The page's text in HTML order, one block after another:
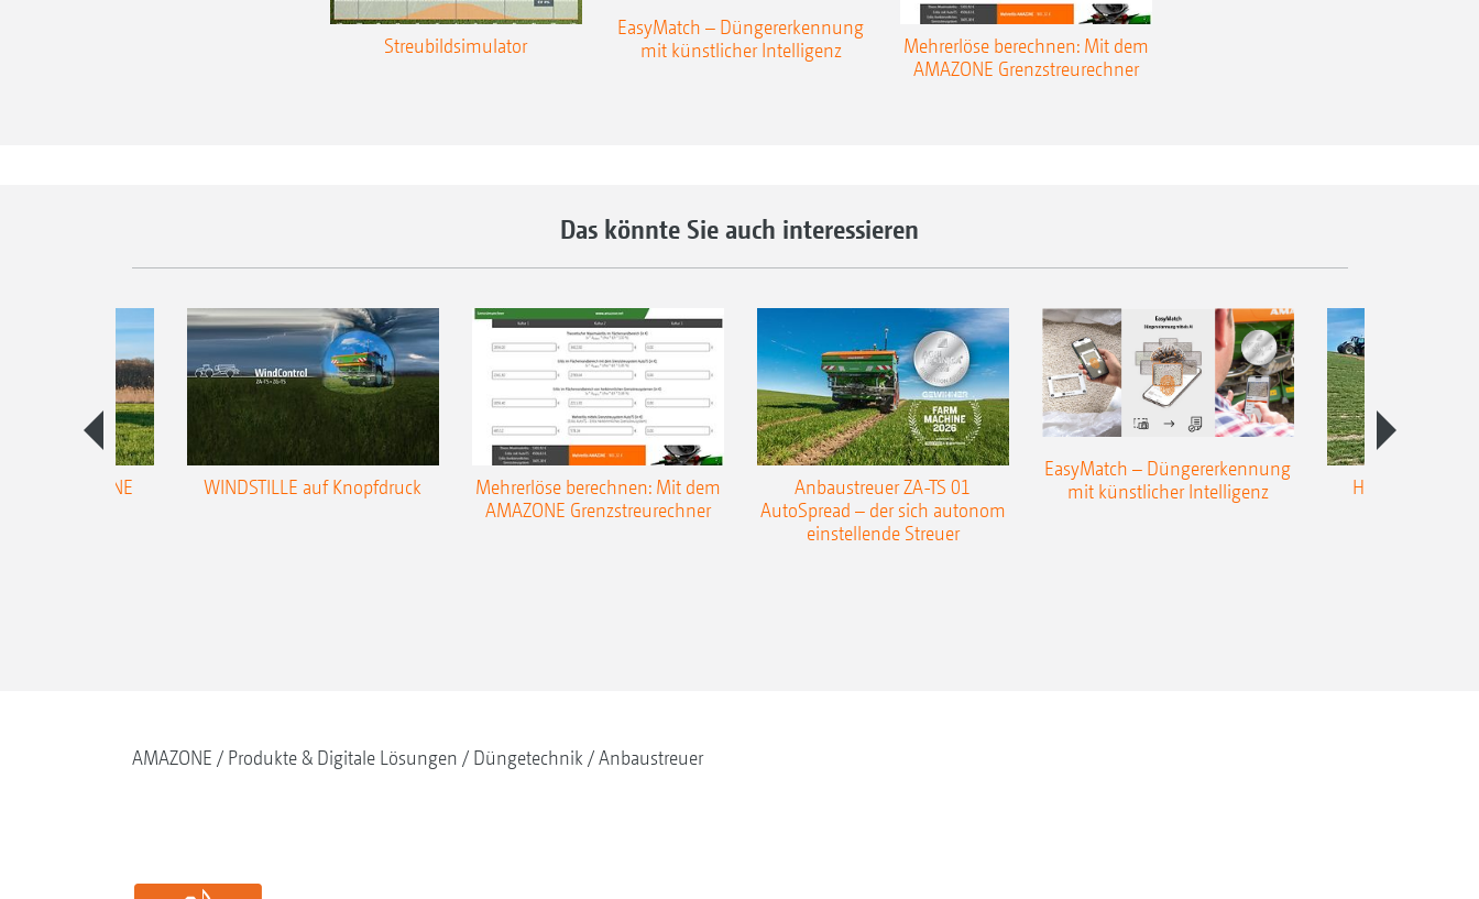
Streubildsimulator
EasyMatch – Düngererkennung
mit künstlicher Intelligenz
Mehrerlöse berechnen: Mit dem
AMAZONE Grenzstreurechner
Das könnte Sie auch interessieren
für AMAZONE
WINDSTILLE auf Knopfdruck
Mehrerlöse berechnen: Mit dem
AMAZONE Grenzstreurechner
Anbaustreuer ZA-TS 01
AutoSpread – der sich autonom
einstellende Streuer
EasyMatch – Düngererkennung
mit künstlicher Intelligenz
Hangstreuen -
AMAZONE Produkte & Digitale Lösungen Düngetechnik Anbaustreuer